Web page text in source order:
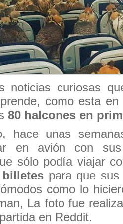
noticias curiosas
como esta
80 halcones en
hace unas
en avión con
sólo podía viajar
para que
como lo
La foto fue
en Reddit.